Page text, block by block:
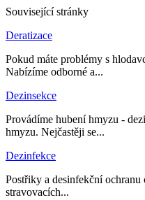
Související stránky
Deratizace
Pokud máte problémy s
Nabízíme odborné a...
Dezinsekce
Provádíme hubení hmyzu -
hmyzu. Nejčastěji se...
Dezinfekce
Postřiky a desinfekční ochranu
stravovacích...